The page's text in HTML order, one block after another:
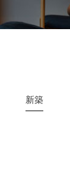
新築